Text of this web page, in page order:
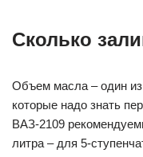
Сколько
Объем масла – один
которые надо знать
ВАЗ-2109
литра – для 5-